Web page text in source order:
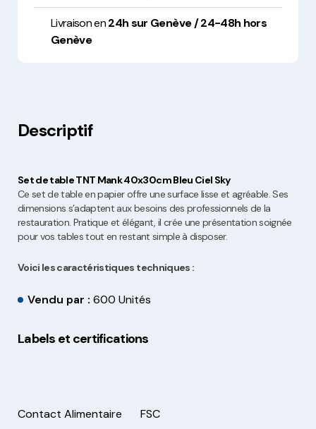
Livraison en24h sur Genève / 24-48h hors
Genève
Descriptif
Set de table TNT Mank 40x30cm Bleu Ciel Sky
Ce set de table en papier offre une surface lisse et agréable. Ses
dimensions s’adaptent aux besoins des professionnels de la
restauration. Pratique et élégant, il crée une présentation soignée
pour vos tables tout en restant simple à disposer.
Voici les caractéristiques techniques :
Vendu par : 600 Unités
Labels et certifications
Contact Alimentaire FSC